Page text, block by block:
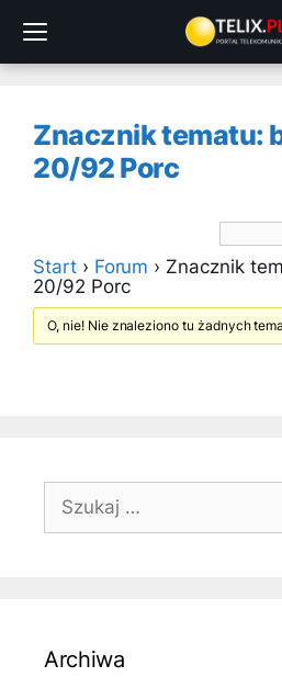
treści
Znacznik tematu:
20/92 Porc
Start › Forum › Znacznik
20/92 Porc
O, nie! Nie znaleziono tu żadnych
Szukaj:
Archiwa